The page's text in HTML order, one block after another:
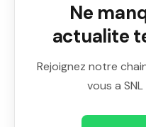
Ne
actualite
Rejoignez notre
vous a